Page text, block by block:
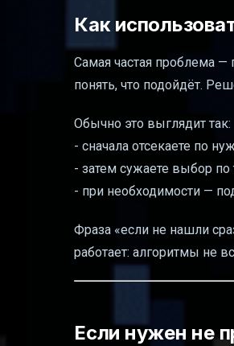
Как
Самая частая проблема
понять, что подойдёт.
Обычно это выглядит так:
- сначала отсекаете по
- затем сужаете выбор
- при необходимости —
Фраза «если не нашли
работает: алгоритмы не
Если нужен не